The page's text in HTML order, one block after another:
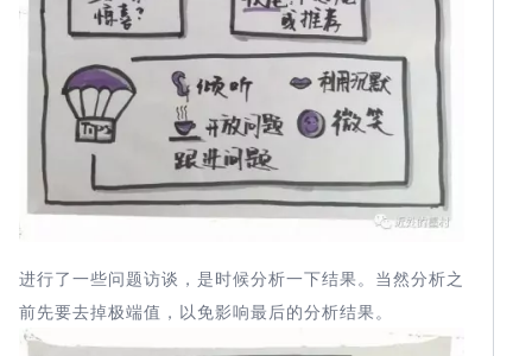
进行了一些问题访谈，是时候分析一下结果。当然分析之
前先要去掉极端值，以免影响最后的分析结果。